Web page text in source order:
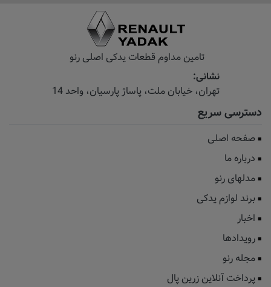
تامین مداوم قطعات یدکی اصلی رنو
نشانی:
تهران، خیابان‌ ملت، پاساژ‌ پارسیان، واحد 14
دسترسی سریع
صفحه اصلی
درباره ما
مدلهای رنو
برند لوازم یدکی
اخبار
رویدادها
مجله رنو
پرداخت آنلاین زرین پال